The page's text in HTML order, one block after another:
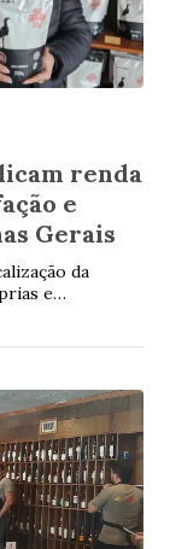
renda
e
Gerais
da
e